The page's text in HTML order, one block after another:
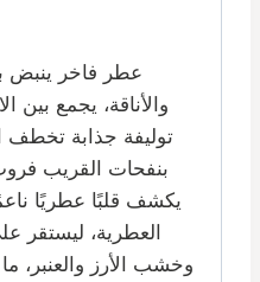
والأناقة، يجمع بين
توليفة جذابة تخطف
بنفحات القريب
يكشف قلبًا عطريًا
العطرية، ليستقر
وخشب الأرز والعنبر،